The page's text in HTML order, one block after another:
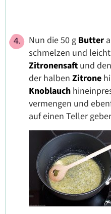
Nun die 50 g Butter
schmelzen und
Zitronensaft und den
der halben Zitrone
Knoblauch
vermengen und
auf einen Teller